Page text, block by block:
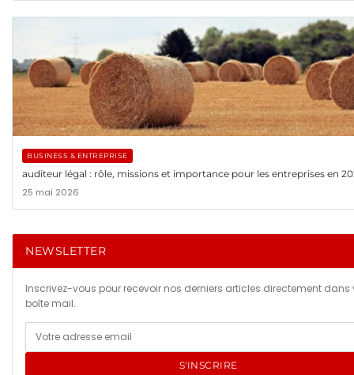
BUSINESS & ENTREPRISE
auditeur légal : rôle, missions et importance pour les entreprises en
25 mai 2026
NEWSLETTER
Inscrivez-vous pour recevoir nos derniers articles directement dans
boîte mail.
S'INSCRIRE